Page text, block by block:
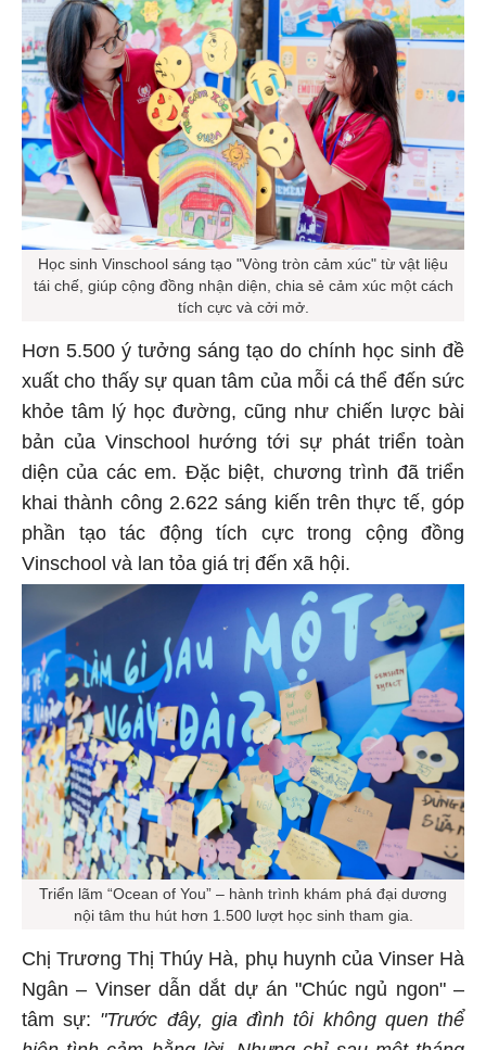
Học sinh Vinschool sáng tạo "Vòng tròn cảm xúc" từ vật liệu
tái chế, giúp cộng đồng nhận diện, chia sẻ cảm xúc một cách
tích cực và cởi mở.
Hơn 5.500 ý tưởng sáng tạo do chính học sinh đề
xuất cho thấy sự quan tâm của mỗi cá thể đến sức
khỏe tâm lý học đường, cũng như chiến lược bài
bản của Vinschool hướng tới sự phát triển toàn
diện của các em. Đặc biệt, chương trình đã triển
khai thành công 2.622 sáng kiến trên thực tế, góp
phần tạo tác động tích cực trong cộng đồng
Vinschool và lan tỏa giá trị đến xã hội.
Triển lãm “Ocean of You” – hành trình khám phá đại dương
nội tâm thu hút hơn 1.500 lượt học sinh tham gia.
Chị Trương Thị Thúy Hà, phụ huynh của Vinser Hà
Ngân – Vinser dẫn dắt dự án "Chúc ngủ ngon" –
tâm sự: "Trước đây, gia đình tôikhông quen thể